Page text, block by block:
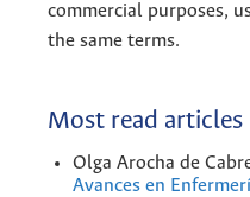
commercial purposes,
the same terms.
Most read
Olga Arocha de
Avances en